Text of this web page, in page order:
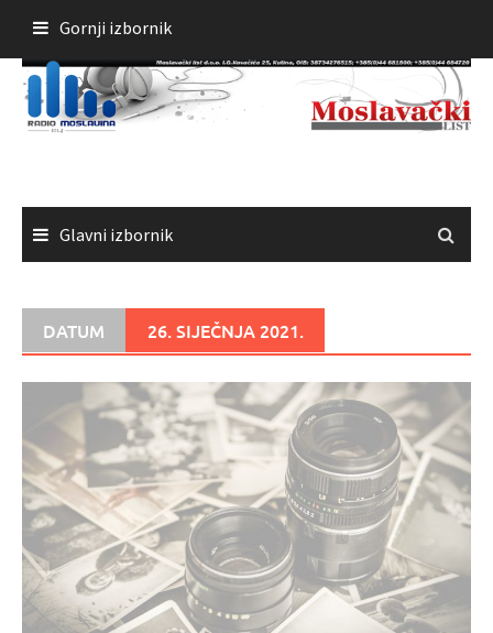
sadržaja
Gornji izbornik
Glavni izbornik
DATUM 26. SIJEČNJA 2021.